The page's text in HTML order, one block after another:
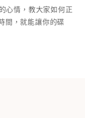
心情，教大家如何正
間，就能讓你的碟